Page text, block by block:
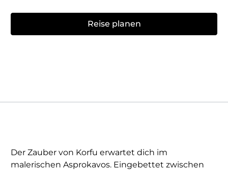
Reise planen
Der Zauber von Korfu erwartet dich im
malerischen Asprokavos. Eingebettet zwischen